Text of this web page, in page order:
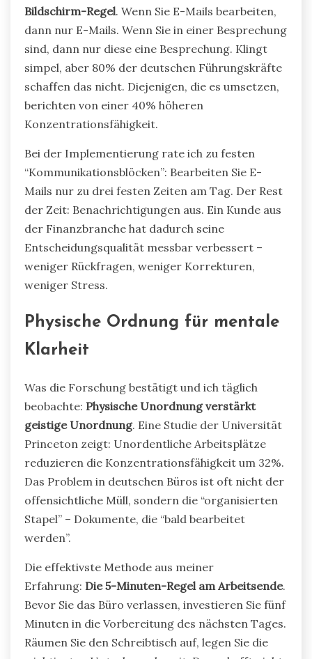
Bildschirm-Regel. Wenn Sie E-Mails bearbeiten,
dann nur E-Mails. Wenn Sie in einer Besprechung
sind, dann nur diese eine Besprechung. Klingt
simpel, aber 80% der deutschen Führungskräfte
schaffen das nicht. Diejenigen, die es umsetzen,
berichten von einer 40% höheren
Konzentrationsfähigkeit.
Bei der Implementierung rate ich zu festen
“Kommunikationsblöcken”: Bearbeiten Sie E-
Mails nur zu drei festen Zeiten am Tag. Der Rest
der Zeit: Benachrichtigungen aus. Ein Kunde aus
der Finanzbranche hat dadurch seine
Entscheidungsqualität messbar verbessert –
weniger Rückfragen, weniger Korrekturen,
weniger Stress.
Physische Ordnung für mentale
Klarheit
Was die Forschung bestätigt und ich täglich
beobachte: Physische Unordnung verstärkt
geistige Unordnung. Eine Studie der Universität
Princeton zeigt: Unordentliche Arbeitsplätze
reduzieren die Konzentrationsfähigkeit um 32%.
Das Problem in deutschen Büros ist oft nicht der
offensichtliche Müll, sondern die “organisierten
Stapel” – Dokumente, die “bald bearbeitet
werden”.
Die effektivste Methode aus meiner
Erfahrung: Die 5-Minuten-Regel am Arbeitsende.
Bevor Sie das Büro verlassen, investieren Sie fünf
Minuten in die Vorbereitung des nächsten Tages.
Räumen Sie den Schreibtisch auf, legen Sie die